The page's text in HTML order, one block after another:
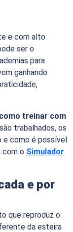
e com alto
ser o
para
ganhando
como treinar com
trabalhados, os
e como é possível
com o Simulador
e por
que reproduz o
da esteira